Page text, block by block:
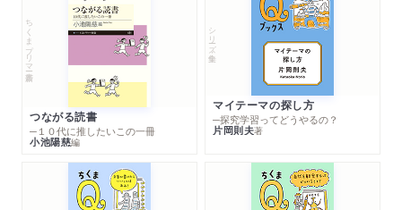
ちくまプリマー新書
つながる読書
─１０代に推したいこの一冊
小池陽慈編
シリーズ・全集
マイテーマの探し方
─探究学習ってどうやるの？
片岡則夫著